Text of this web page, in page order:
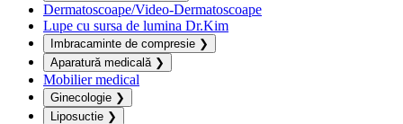
Dermatoscoape/Video-Dermatoscoape
Lupe cu sursa de lumina Dr.Kim
Imbracaminte de compresie ❯
Aparatură medicală ❯
Mobilier medical
Ginecologie ❯
Liposuctie ❯